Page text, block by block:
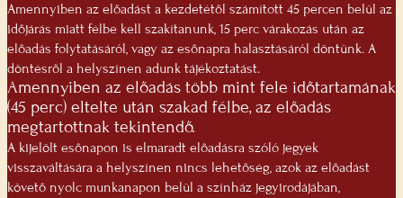
Amennyiben az előadást a kezdetétől számított 45 percen belül az
időjárás miatt félbe kell szakítanunk, 15 perc várakozás után az
előadás folytatásáról, vagy az esőnapra halasztásáról döntünk. A
döntésről a helyszínen adunk tájékoztatást.
Amennyiben az előadás több mint fele időtartamának
(45 perc) eltelte után szakad félbe, az előadás
megtartottnak tekintendő.
A kijelölt esőnapon is elmaradt előadásra szóló jegyek
visszaváltására a helyszínen nincs lehetőség, azok az előadást
követő nyolc munkanapon belül a színház jegyirodájában,